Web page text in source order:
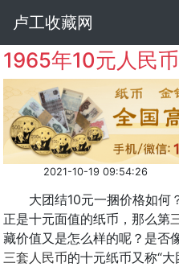
卢工收藏网
2021-10-19 09:54:26
大团结10元一捆价格如何
正是十元面值的纸币，那么第
藏价值又是怎么样的呢？是否
三套人民币的十元纸币又称“